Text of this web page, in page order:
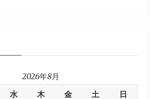
2026年8月
水 木 金 土 日